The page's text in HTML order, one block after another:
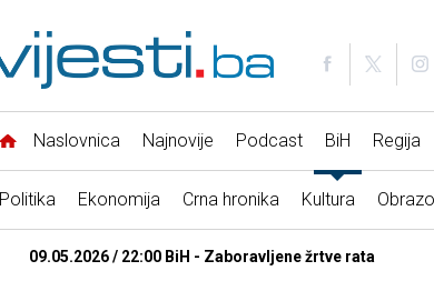
Naslovnica Najnovije Podcast BiH Regija
Politika Ekonomija Crna hronika Kultura
09.05.2026 / 22:00 BiH - Zaboravljene žrtve rata